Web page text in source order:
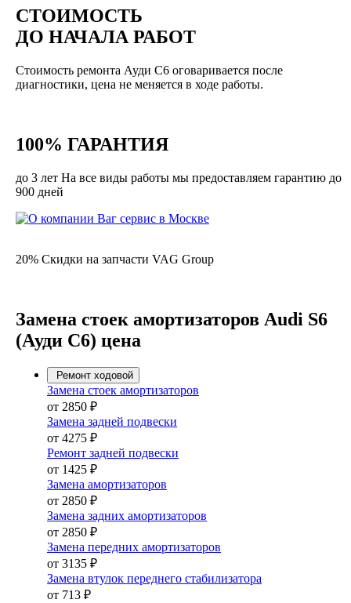
СТОИМОСТЬ
ДО НАЧАЛА РАБОТ
Стоимость ремонта Ауди С6 оговаривается после
диагностики, цена не меняется в ходе работы.
100% ГАРАНТИЯ
до 3 лет На все виды работы мы предоставляем гарантию до
900 дней
20% Скидки на запчасти VAG Group
Замена стоек амортизаторов Audi S6
(Ауди С6) цена
Ремонт ходовой
Замена стоек амортизаторов
от 2850 ₽
Замена задней подвески
от 4275 ₽
Ремонт задней подвески
от 1425 ₽
Замена амортизаторов
от 2850 ₽
Замена задних амортизаторов
от 2850 ₽
Замена передних амортизаторов
от 3135 ₽
Замена втулок переднего стабилизатора
от 713 ₽